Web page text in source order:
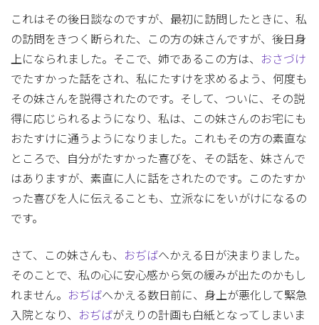
これはその後日談なのですが、最初に訪問したときに、私
の訪問をきつく断られた、この方の妹さんですが、後日身
上になられました。そこで、姉であるこの方は、
おさづけ
でたすかった話をされ、私にたすけを求めるよう、何度も
その妹さんを説得されたのです。そして、ついに、その説
得に応じられるようになり、私は、この妹さんのお宅にも
おたすけに通うようになりました。これもその方の素直な
ところで、自分がたすかった喜びを、その話を、妹さんで
はありますが、素直に人に話をされたのです。このたすか
った喜びを人に伝えることも、立派なにをいがけになるの
です。
さて、この妹さんも、 おぢばへかえる日が決まりました。
そのことで、私の心に安心感から気の緩みが出たのかもし
れません。
おぢばへかえる数日前に、身上が悪化して緊急
入院となり、
おぢばがえりの計画も白紙となってしまいま